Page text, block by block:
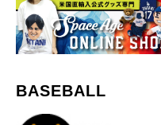
BASEBALL